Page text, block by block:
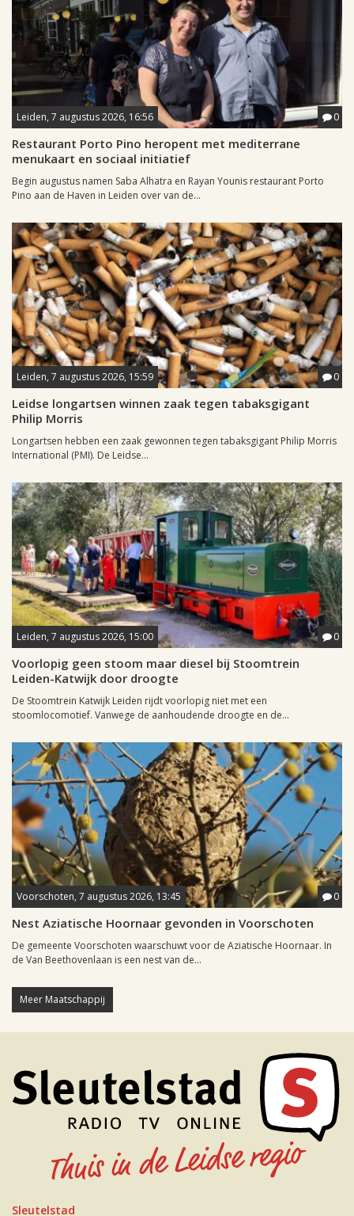
Leiden, 7 augustus 2026, 16:56 0
Restaurant Porto Pino heropent met mediterrane
menukaart en sociaal initiatief
Begin augustus namen Saba Alhatra en Rayan Younis restaurant Porto
Pino aan de Haven in Leiden over van de...
Leiden, 7 augustus 2026, 15:59 0
Leidse longartsen winnen zaak tegen tabaksgigant
Philip Morris
Longartsen hebben een zaak gewonnen tegen tabaksgigant Philip Morris
International (PMI). De Leidse...
Leiden, 7 augustus 2026, 15:00 0
Voorlopig geen stoom maar diesel bij Stoomtrein
Leiden-Katwijk door droogte
De Stoomtrein Katwijk Leiden rijdt voorlopig niet met een
stoomlocomotief. Vanwege de aanhoudende droogte en de...
Voorschoten, 7 augustus 2026, 13:45 0
Nest Aziatische Hoornaar gevonden in Voorschoten
De gemeente Voorschoten waarschuwt voor de Aziatische Hoornaar. In
de Van Beethovenlaan is een nest van de...
Meer Maatschappij
Sleutelstad